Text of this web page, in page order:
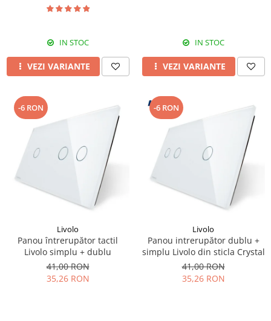
IN STOC
VEZI VARIANTE
IN STOC
VEZI VARIANTE
-6 RON
Livolo
Panou întrerupător tactil
Livolo simplu + dublu
41,00 RON
35,26 RON
-6 RON
Livolo
Panou intrerupător dublu +
simplu Livolo din sticla Crystal
41,00 RON
35,26 RON